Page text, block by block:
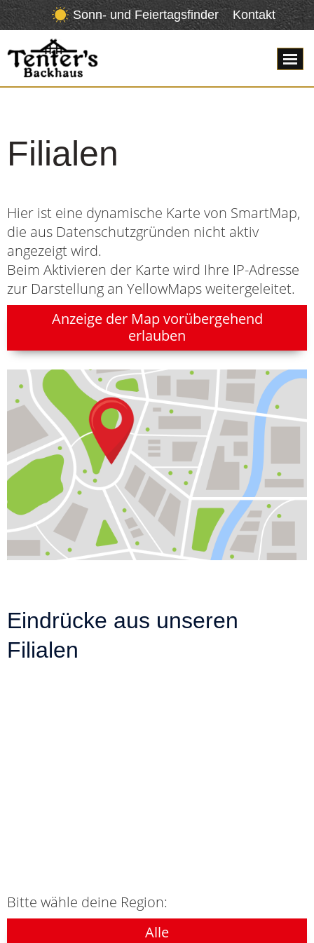
Sonn- und Feiertagsfinder Kontakt
Filialen
Hier ist eine dynamische Karte von SmartMap,
die aus Datenschutzgründen nicht aktiv
angezeigt wird.
Beim Aktivieren der Karte wird Ihre IP-Adresse
zur Darstellung an YellowMaps weitergeleitet.
Anzeige der Map vorübergehend
erlauben
Eindrücke aus unseren
Filialen
Bitte wähle deine Region:
Alle